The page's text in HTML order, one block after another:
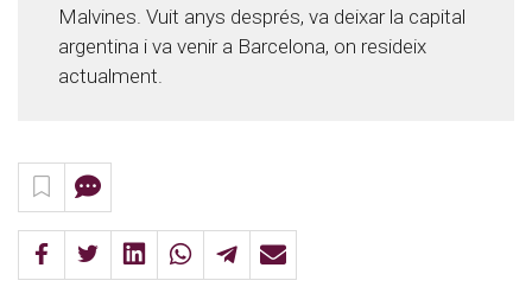
Malvines. Vuit anys després, va deixar la capital
argentina i va venir a Barcelona, on resideix
actualment.